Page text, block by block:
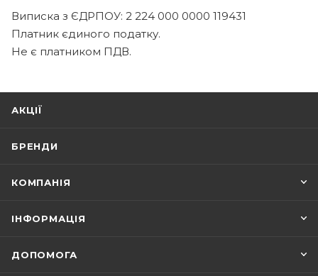
Виписка з ЄДРПОУ: 2 224 000 0000 119431
Платник єдиного податку.
Не є платником ПДВ.
АКЦІЇ
БРЕНДИ
КОМПАНІЯ
ІНФОРМАЦІЯ
ДОПОМОГА